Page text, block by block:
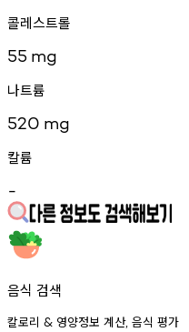
콜레스트롤
55 mg
나트륨
520 mg
칼륨
-
음식 검색
칼로리 & 영양정보 계산, 음식 평가